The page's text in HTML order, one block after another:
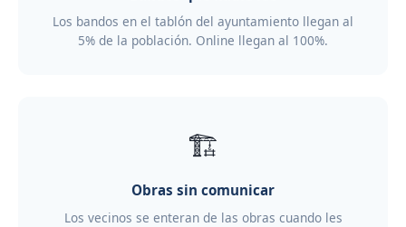
Los bandos en el tablón del ayuntamiento llegan al
5% de la población. Online llegan al 100%.
🏗️
Obras sin comunicar
Los vecinos se enteran de las obras cuando les